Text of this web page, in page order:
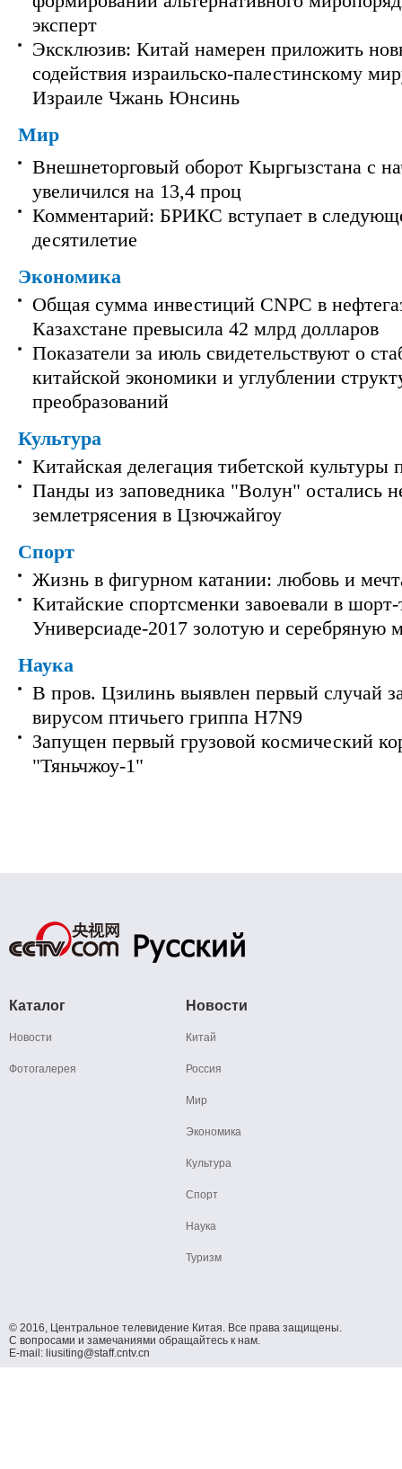
эксперт
Эксклюзив: Китай намерен приложить
содействия израильско-палестинскому
Израиле Чжань Юнсинь
Мир
Внешнеторговый оборот Кыргызстана с
увеличился на 13,4 проц
Комментарий: БРИКС вступает в
десятилетие
Экономика
Общая сумма инвестиций CNPC в
Казахстане превысила 42 млрд долларов
Показатели за июль свидетельствуют о
китайской экономики и углублении
преобразований
Культура
Китайская делегация тибетской культуры
Панды из заповедника "Волун" остались
землетрясения в Цзючжайгоу
Спорт
Жизнь в фигурном катании: любовь и
Китайские спортсменки завоевали в шорт-
Универсиаде-2017 золотую и серебряную
Наука
В пров. Цзилинь выявлен первый случай
вирусом птичьего гриппа H7N9
Запущен первый грузовой космический
"Тяньчжоу-1"
Каталог
Новости
Фотогалерея
Новости
Китай
Россия
Мир
Экономика
Культура
Спорт
Наука
Туризм
© 2016, Центральное телевидение Китая. Все права защищены.
С вопросами и замечаниями обращайтесь к нам.
E-mail: liusiting@staff.cntv.cn